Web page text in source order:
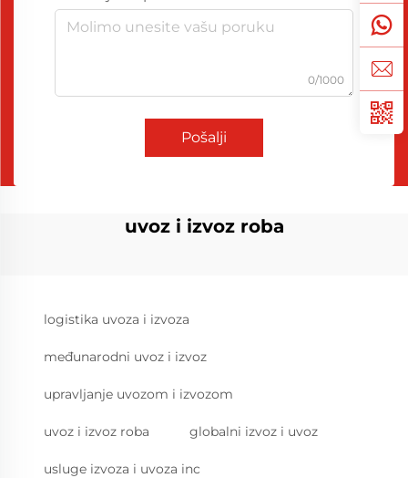
0/1000
Pošalji
uvoz i izvoz roba
logistika uvoza i izvoza
međunarodni uvoz i izvoz
upravljanje uvozom i izvozom
uvoz i izvoz roba globalni izvoz i uvoz
usluge izvoza i uvoza inc